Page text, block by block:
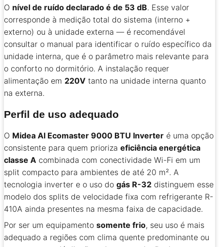
O nível de ruído declarado é de 53 dB. Esse valor
corresponde à medição total do sistema (interno +
externo) ou à unidade externa — é recomendável
consultar o manual para identificar o ruído específico da
unidade interna, que é o parâmetro mais relevante para
o conforto no dormitório. A instalação requer
alimentação em 220V tanto na unidade interna quanto
na externa.
Perfil de uso adequado
O Midea AI Ecomaster 9000 BTU Inverter é uma opção
consistente para quem prioriza eficiência energética
classe A combinada com conectividade Wi-Fi em um
split compacto para ambientes de até 20 m². A
tecnologia inverter e o uso do gás R-32 distinguem esse
modelo dos splits de velocidade fixa com refrigerante R-
410A ainda presentes na mesma faixa de capacidade.
Por ser um equipamento somente frio, seu uso é mais
adequado a regiões com clima quente predominante ou